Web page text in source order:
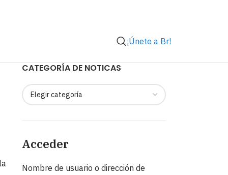
¡Únete a Br!
CATEGORÍA DE NOTICAS
Acceder
Nombre de usuario o dirección de